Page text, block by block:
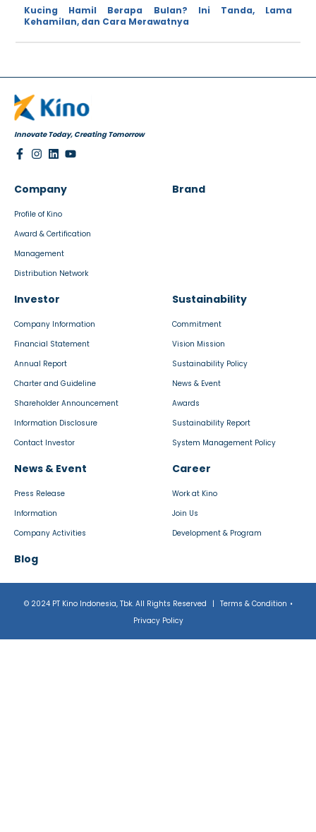
Kucing Hamil Berapa Bulan? Ini Tanda, Lama
Kehamilan, dan Cara Merawatnya
Innovate Today, Creating Tomorrow
Company
Profile of Kino
Award & Certification
Management
Distribution Network
Brand
Investor
Company Information
Financial Statement
Annual Report
Charter and Guideline
Shareholder Announcement
Information Disclosure
Contact Investor
Sustainability
Commitment
Vision Mission
Sustainability Policy
News & Event
Awards
Sustainability Report
System Management Policy
News & Event
Press Release
Information
Company Activities
Career
Work at Kino
Join Us
Development & Program
Blog
© 2024 PT Kino Indonesia, Tbk. All Rights Reserved | Terms & Condition •
Privacy Policy